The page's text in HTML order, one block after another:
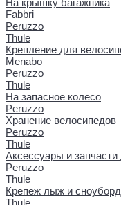
На крышку багажника
Fabbri
Peruzzo
Thule
Крепление для
Menabo
Peruzzo
Thule
На запасное колесо
Peruzzo
Хранение велосипедов
Peruzzo
Thule
Аксессуары и
Peruzzo
Thule
Крепеж лыж и
Thule